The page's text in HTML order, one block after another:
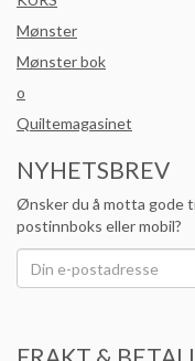
Mønster
Mønster bok
o
Quiltemagasinet
NYHETSBREV
Ønsker du å motta gode
postinnboks eller mobil?